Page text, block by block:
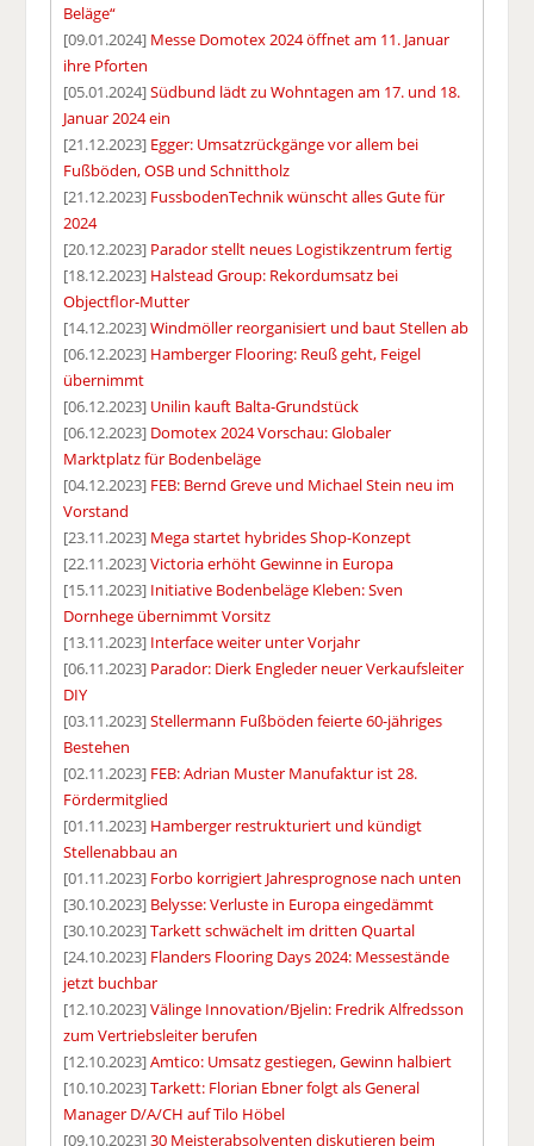
Beläge“
[09.01.2024] Messe Domotex 2024 öffnet am 11. Januar
ihre Pforten
[05.01.2024]Südbund lädt zu Wohntagen am 17. und 18.
Januar 2024 ein
[21.12.2023] Egger: Umsatzrückgänge vor allem bei
Fußböden, OSB und Schnittholz
[21.12.2023] FussbodenTechnik wünscht alles Gute für
2024
[20.12.2023] Parador stellt neues Logistikzentrum fertig
[18.12.2023] Halstead Group: Rekordumsatz bei
Objectflor-Mutter
[14.12.2023]Windmöller reorganisiert und baut Stellen ab
[06.12.2023] Hamberger Flooring: Reuß geht, Feigel
übernimmt
[06.12.2023] Unilin kauft Balta-Grundstück
[06.12.2023] Domotex 2024 Vorschau: Globaler
Marktplatz für Bodenbeläge
[04.12.2023] FEB: Bernd Greve und Michael Stein neu im
Vorstand
[23.11.2023] Mega startet hybrides Shop-Konzept
[22.11.2023]Victoria erhöht Gewinne in Europa
[15.11.2023] Initiative Bodenbeläge Kleben: Sven
Dornhege übernimmt Vorsitz
[13.11.2023] Interface weiter unter Vorjahr
[06.11.2023] Parador: Dierk Engleder neuer Verkaufsleiter
DIY
[03.11.2023]Stellermann Fußböden feierte 60-jähriges
Bestehen
[02.11.2023] FEB: Adrian Muster Manufaktur ist 28.
Fördermitglied
[01.11.2023] Hamberger restrukturiert und kündigt
Stellenabbau an
[01.11.2023] Forbo korrigiert Jahresprognose nach unten
[30.10.2023] Belysse: Verluste in Europa eingedämmt
[30.10.2023]Tarkett schwächelt im dritten Quartal
[24.10.2023] Flanders Flooring Days 2024: Messestände
jetzt buchbar
[12.10.2023]Välinge Innovation/Bjelin: Fredrik Alfredsson
zum Vertriebsleiter berufen
[12.10.2023]Amtico: Umsatz gestiegen, Gewinn halbiert
[10.10.2023]Tarkett: Florian Ebner folgt als General
Manager D/A/CH auf Tilo Höbel
[09.10.2023]30 Meisterabsolventen diskutieren beim